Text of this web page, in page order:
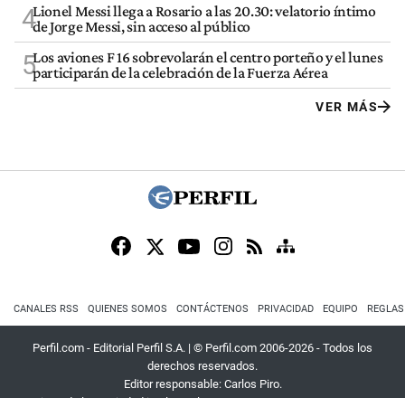
4Lionel Messi llega a Rosario a las 20.30: velatorio íntimo
de Jorge Messi, sin acceso al público
5Los aviones F 16 sobrevolarán el centro porteño y el lunes
participarán de la celebración de la Fuerza Aérea
VER MÁS
CANALES RSS QUIENES SOMOS CONTÁCTENOS PRIVACIDAD EQUIPO
Perfil.com - Editorial Perfil S.A. | © Perfil.com 2006-2026 - Todos los
derechos reservados.
Editor responsable: Carlos Piro.